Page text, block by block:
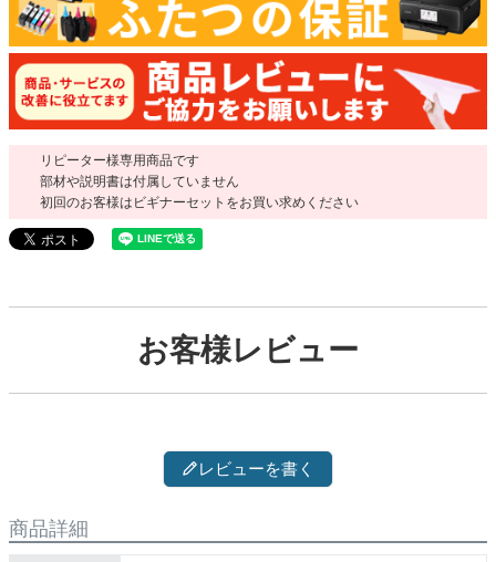
リピーター様専用商品です
部材や説明書は付属していません
初回のお客様はビギナーセットをお買い求めください
お客様レビュー
レビューを書く
商品詳細